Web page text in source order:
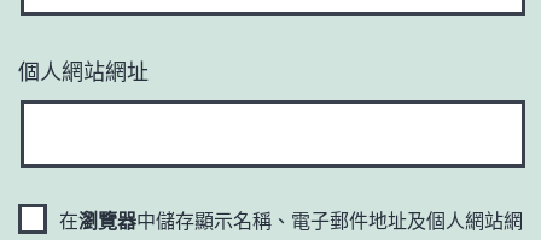
個人網站網址
在瀏覽器中儲存顯示名稱、電子郵件地址及個人網站網